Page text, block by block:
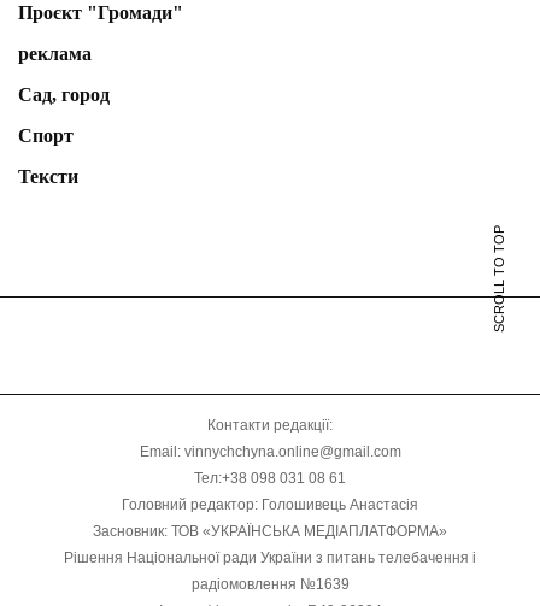
Проєкт "Громади"
реклама
Сад, город
Спорт
Тексти
SCROLL TO TOP
Контакти редакції:
Email: vinnychchyna.online@gmail.com
Тел:+38 098 031 08 61
Головний редактор: Голошивець Анастасія
Засновник: ТОВ «УКРАЇНСЬКА МЕДІАПЛАТФОРМА»
Рішення Національної ради України з питань телебачення і
радіомовлення №1639